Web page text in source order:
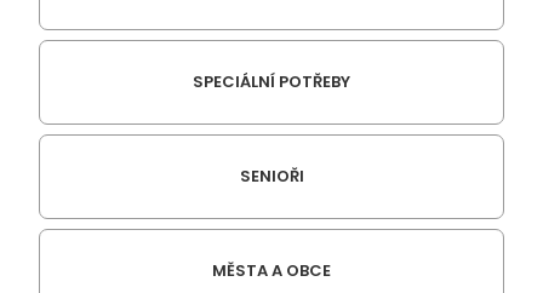
SPECIÁLNÍ POTŘEBY
SENIOŘI
MĚSTA A OBCE